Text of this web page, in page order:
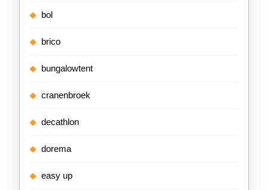
bol
brico
bungalowtent
cranenbroek
decathlon
dorema
easy up